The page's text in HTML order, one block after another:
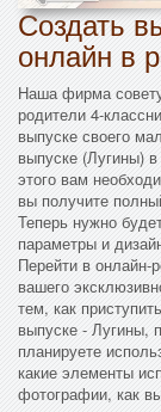
Создать
онлайн в
Наша фирма
родители 4-
выпуске своего
выпуске (Лугины)
этого вам
вы получите
Теперь нужно
параметры и
Перейти в онлайн-
вашего
тем, как
выпуске - Лугины,
планируете
какие элементы
фотографии, как